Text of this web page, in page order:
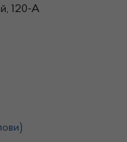
120-А